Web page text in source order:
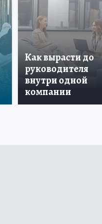
Как вырасти до
руководителя
внутри одной
компании